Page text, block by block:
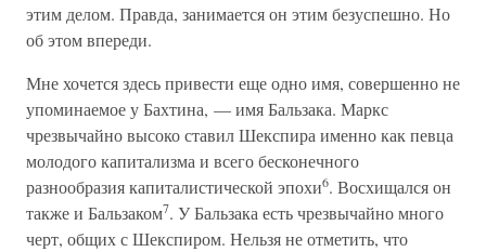
этим делом. Правда, занимается он этим безуспешно. Но
об этом впереди.
Мне хочется здесь привести еще одно имя, совершенно не
упоминаемое у Бахтина, — имя Бальзака. Маркс
чрезвычайно высоко ставил Шекспира именно как певца
молодого капитализма и всего бесконечного
разнообразия капиталистической эпохи6. Восхищался он
также и Бальзаком7. У Бальзака есть чрезвычайно много
черт, общих с Шекспиром. Нельзя не отметить, что